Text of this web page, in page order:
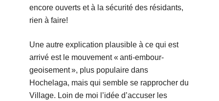
encore ouverts et à la sécurité des résidants,
rien à faire!
Une autre explication plausible à ce qui est
arrivé est le mouvement « anti-embour-
geoisement », plus populaire dans
Hochelaga, mais qui semble se rapprocher du
Village. Loin de moi l’idée d’accuser les